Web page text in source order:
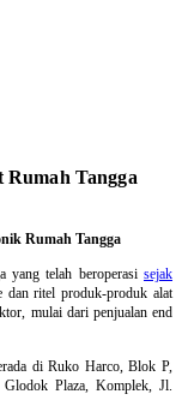
Tangga
Rumah Tangga
yang telah beroperasisejak
dan ritel produk-produk alat
mulai dari penjualan end
di Ruko Harco, Blok P,
Plaza, Komplek, Jl.